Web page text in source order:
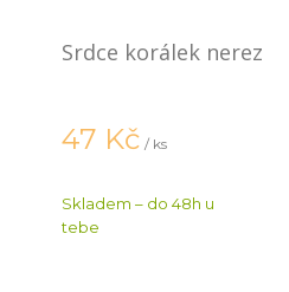
Srdce korálek nerez
47 Kč / ks
Skladem – do 48h u
tebe